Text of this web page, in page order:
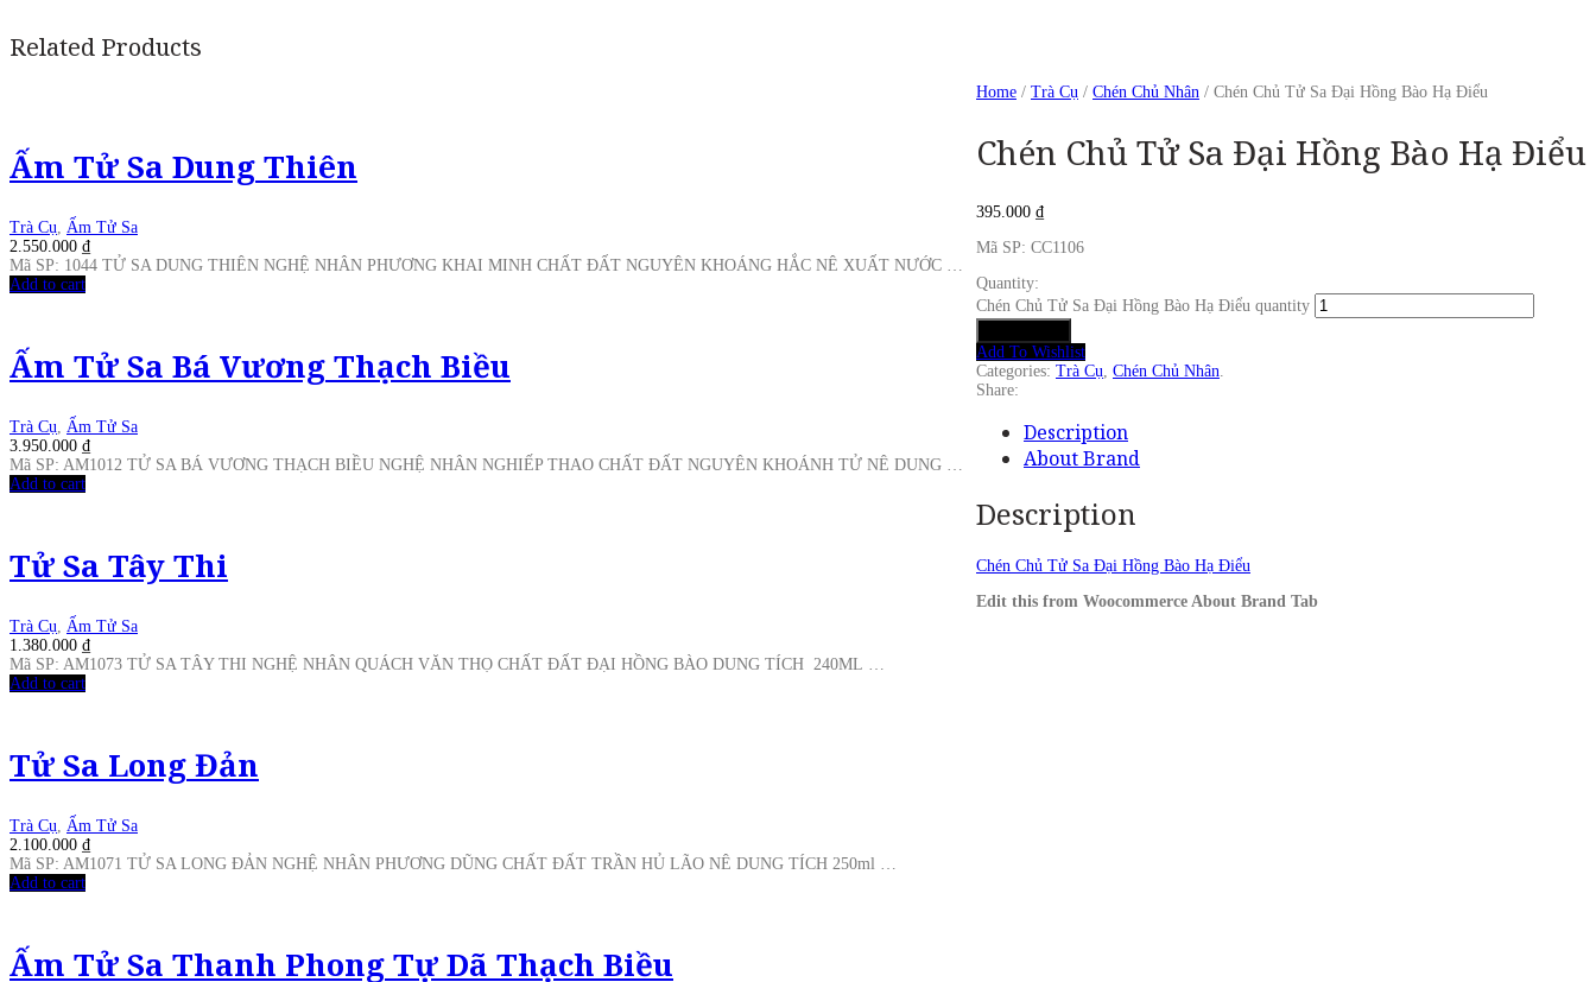
Home / Trà Cụ / Chén Chủ Nhân / Chén Chủ Tử Sa Đại Hồng Bào Hạ Điểu
Chén Chủ Tử Sa Đại Hồng Bào Hạ Điểu
395.000 ₫
Mã SP: CC1106
Quantity:
Chén Chủ Tử Sa Đại Hồng Bào Hạ Điểu quantity
Add To Wishlist
Categories: Trà Cụ Chén Chủ Nhân
Share:
Description
About Brand
Description
Chén Chủ Tử Sa Đại Hồng Bào Hạ Điểu
Edit this from Woocommerce About Brand Tab
Related Products
Ấm Tử Sa Dung Thiên
Trà Cụ
Ấm Tử Sa
2.550.000 ₫
Mã SP: 1044 TỬ SA DUNG THIÊN NGHỆ NHÂN PHƯƠNG KHAI MINH CHẤT ĐẤT NGUYÊN KHOÁNG HẮC NÊ XUẤT NƯỚC …
Add to cart
Ấm Tử Sa Bá Vương Thạch Biều
Trà Cụ
Ấm Tử Sa
3.950.000 ₫
Mã SP: AM1012 TỬ SA BÁ VƯƠNG THẠCH BIỀU NGHỆ NHÂN NGHIẾP THAO CHẤT ĐẤT NGUYÊN KHOÁNH TỬ NÊ DUNG …
Add to cart
Tử Sa Tây Thi
Trà Cụ
Ấm Tử Sa
1.380.000 ₫
Mã SP: AM1073 TỬ SA TÂY THI NGHỆ NHÂN QUÁCH VĂN THỌ CHẤT ĐẤT ĐẠI HỒNG BÀO DUNG TÍCH 240ML …
Add to cart
Tử Sa Long Đản
Trà Cụ
Ấm Tử Sa
2.100.000 ₫
Mã SP: AM1071 TỬ SA LONG ĐẢN NGHỆ NHÂN PHƯƠNG DŨNG CHẤT ĐẤT TRẦN HỦ LÃO NÊ DUNG TÍCH 250ml …
Add to cart
Ấm Tử Sa Thanh Phong Tự Dã Thạch Biều